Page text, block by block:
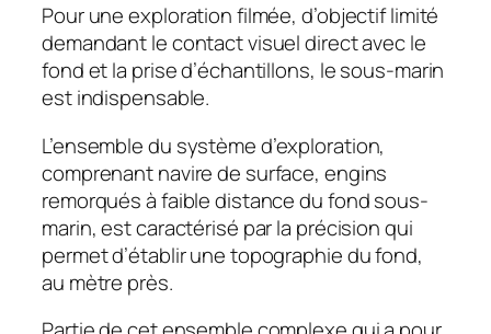
Pour une exploration filmée, d’objectif limité
demandant le contact visuel direct avec le
fond et la prise d’échantillons, le sous-marin
est indispensable.
L’ensemble du système d’exploration,
comprenant navire de surface, engins
remorqués à faible distance du fond sous-
marin, est caractérisé par la précision qui
permet d’établir une topographie du fond,
au mètre près.